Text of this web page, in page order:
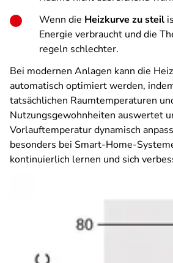
Wenn die Heizkurve zu steil
Energie verbraucht und die
regeln schlechter.
Bei modernen Anlagen kann die
automatisch optimiert werden,
tatsächlichen Raumtemperaturen
Nutzungsgewohnheiten auswertet
Vorlauftemperatur dynamisch
besonders bei Smart-Home-
kontinuierlich lernen und sich